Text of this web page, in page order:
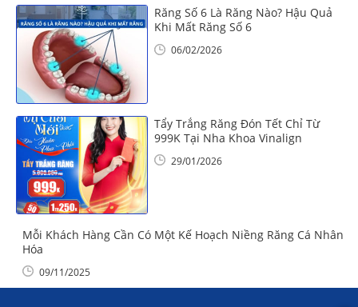
Răng Số 6 Là Răng Nào? Hậu Quả
Khi Mất Răng Số 6
06/02/2026
Tẩy Trắng Răng Đón Tết Chỉ Từ
999K Tại Nha Khoa Vinalign
29/01/2026
Mỗi Khách Hàng Cần Có Một Kế Hoạch Niềng Răng Cá Nhân
Hóa
09/11/2025